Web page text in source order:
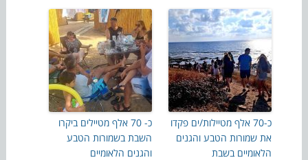
כ-70 אלף מטיילות/ים פקדו
את שמורות הטבע והגנים
הלאומיים בשבת
כ- 70 אלף מטיילים ביקרו
השבת בשמורות הטבע
והגנים הלאומיים